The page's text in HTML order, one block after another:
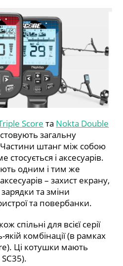
Score та Nokta Double
загальну
штанг між собою
стосується і аксесуарів.
одним і тим же
– захист екрану,
та зміни
та повербанки.
спільні для всієї серії
якій комбінації (в рамках
Ці котушки мають